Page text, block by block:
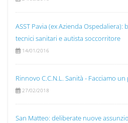
ASST Pavia (ex Azienda
tecnici sanitari e autista soccorritore
14/01/2016
Rinnovo C.C.N.L. Sanità - Facciamo
27/02/2018
San Matteo: deliberate nuove